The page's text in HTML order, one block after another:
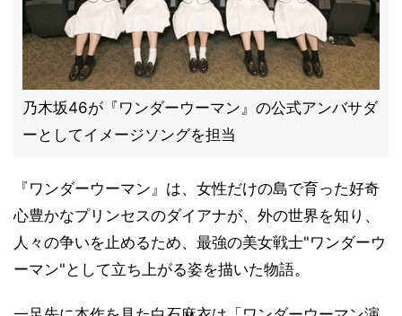
乃木坂46が『ワンダーウーマン』の公式アンバサダ
ーとしてイメージソングを担当
『ワンダーウーマン』は、女性だけの島で育った好奇
心豊かなプリンセスのダイアナが、外の世界を知り、
人々の争いを止めるため、最強の美女戦士"ワンダーウ
ーマン"として立ち上がる姿を描いた物語。